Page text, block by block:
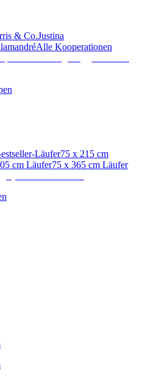
& Co.Justina
Alle Kooperationen
Läufer75 x 215 cm
cm Läufer75 x 365 cm Läufer